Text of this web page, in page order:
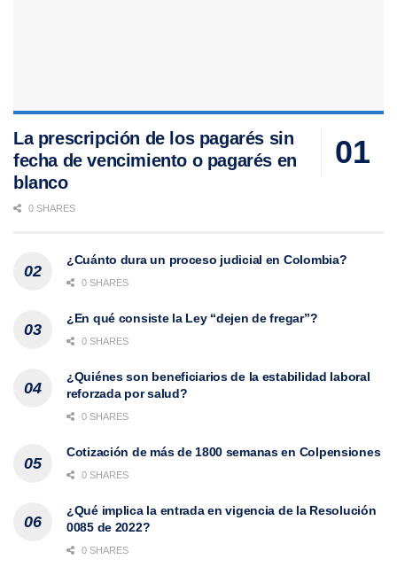
La prescripción de los pagarés sin
fecha de vencimiento o pagarés en
blanco
0 SHARES
¿Cuánto dura un proceso judicial en Colombia?
0 SHARES
¿En qué consiste la Ley “dejen de fregar”?
0 SHARES
¿Quiénes son beneficiarios de la estabilidad laboral
reforzada por salud?
0 SHARES
Cotización de más de 1800 semanas en Colpensiones
0 SHARES
¿Qué implica la entrada en vigencia de la Resolución
0085 de 2022?
0 SHARES